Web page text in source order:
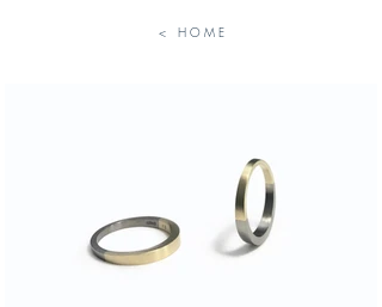
< H O M E